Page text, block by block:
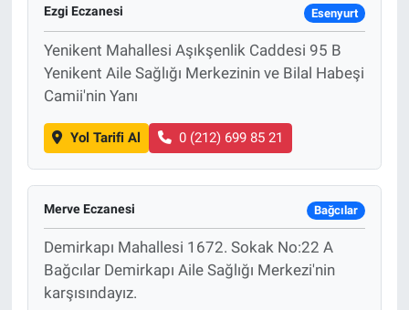
Ezgi Eczanesi Esenyurt
Yenikent Mahallesi Aşıkşenlik Caddesi 95 B
Yenikent Aile Sağlığı Merkezinin ve Bilal Habeşi
Camii'nin Yanı
Yol Tarifi Al 0 (212) 699 85 21
Merve Eczanesi Bağcılar
Demirkapı Mahallesi 1672. Sokak No:22 A
Bağcılar Demirkapı Aile Sağlığı Merkezi'nin
karşısındayız.